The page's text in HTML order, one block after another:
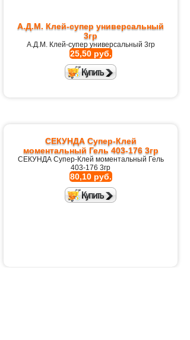
А.Д.М. Клей-супер универсальный
3гр
А.Д.М. Клей-супер универсальный 3гр
25,50 руб.
СЕКУНДА Супер-Клей
моментальный Гель 403-176 3гр
СЕКУНДА Супер-Клей моментальный Гель
403-176 3гр
80,10 руб.